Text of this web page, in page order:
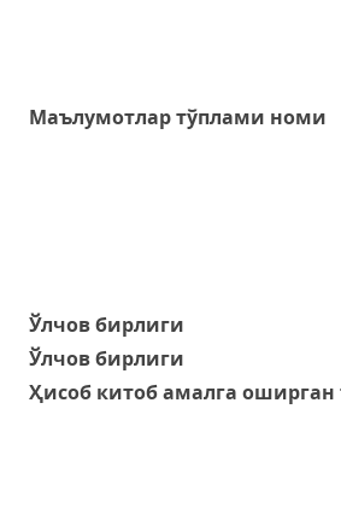
Маълумотлар тўплами номи
Ўлчов бирлиги
Ўлчов бирлиги
Ҳисоб китоб амалга